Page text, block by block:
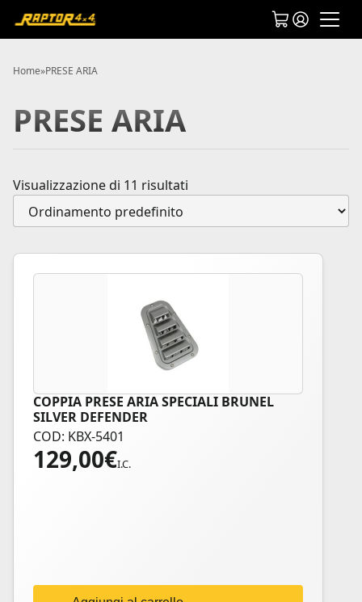
Home»PRESE ARIA
PRESE ARIA
Visualizzazione di 11 risultati
COPPIA PRESE ARIA SPECIALI BRUNEL
SILVER DEFENDER
COD: KBX-5401
129,00€I.C.